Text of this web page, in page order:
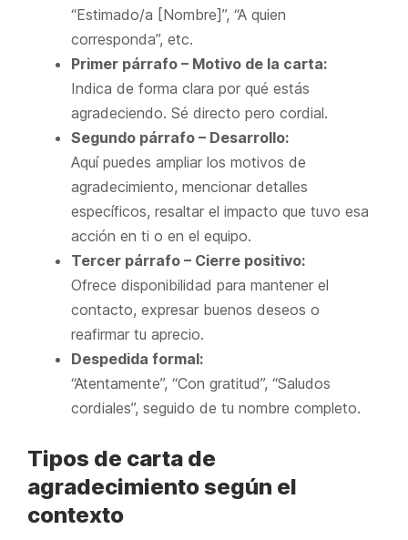
“Estimado/a [Nombre]”, “A quien
corresponda”, etc.
Primer párrafo – Motivo de la carta:
Indica de forma clara por qué estás
agradeciendo. Sé directo pero cordial.
Segundo párrafo – Desarrollo:
Aquí puedes ampliar los motivos de
agradecimiento, mencionar detalles
específicos, resaltar el impacto que tuvo esa
acción en ti o en el equipo.
Tercer párrafo – Cierre positivo:
Ofrece disponibilidad para mantener el
contacto, expresar buenos deseos o
reafirmar tu aprecio.
Despedida formal:
“Atentamente”, “Con gratitud”, “Saludos
cordiales”, seguido de tu nombre completo.
Tipos de carta de
agradecimiento según el
contexto